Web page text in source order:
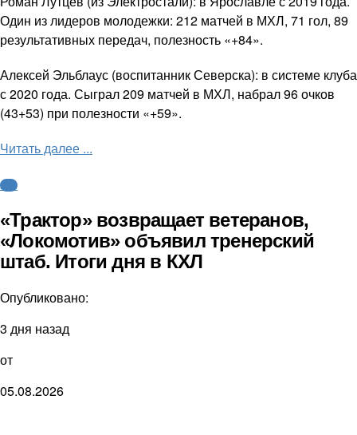
Один из лидеров молодежки: 212 матчей в МХЛ, 71 гол, 89
результативных передач, полезность «+84».
Алексей Эльблаус (воспитанник Северска): в системе клуба
с 2020 года. Сыграл 209 матчей в МХЛ, набрал 96 очков
(43+53) при полезности «+59».
Читать далее ...
КХЛ
«Трактор» возвращает ветеранов,
«Локомотив» объявил тренерский
штаб. Итоги дня в КХЛ
Опубликовано:
3 дня назад
от
05.08.2026